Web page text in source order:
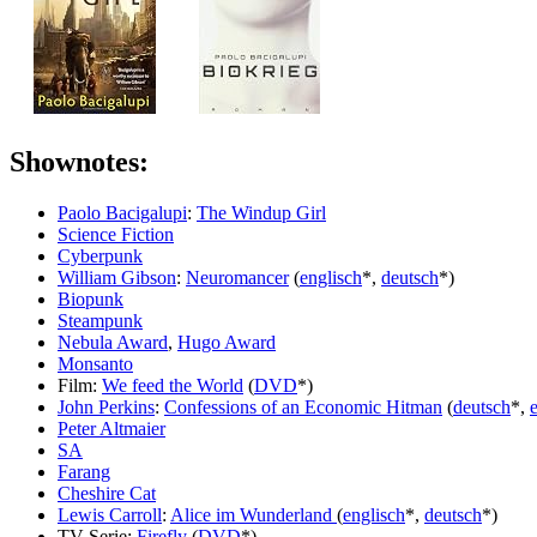
Shownotes:
Paolo Bacigalupi: The Windup Girl
Science Fiction
Cyberpunk
William Gibson: Neuromancer(englisch*, deutsch*)
Biopunk
Steampunk
Nebula Award, Hugo Award
Monsanto
Film: We feed the World (DVD*)
John Perkins: Confessions of an Economic Hitman (deutsch*,
Peter Altmaier
SA
Farang
Cheshire Cat
Lewis Carroll: Alice im Wunderland (englisch*, deutsch*)